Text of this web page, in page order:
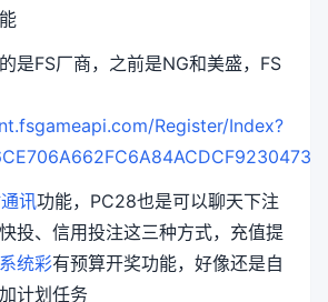
是FS厂商，之前是NG和美盛，FS
Register/Index?
讯功能，PC28也是可以聊天下注
投、信用投注这三种方式，充值提
系统彩有预算开奖功能，好像还是自
计划任务